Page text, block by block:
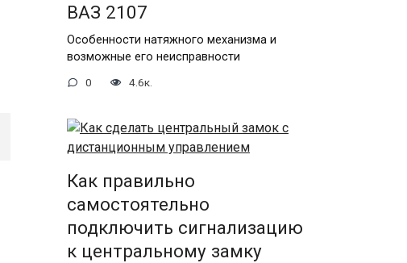
ВАЗ 2107
Особенности натяжного механизма и
возможные его неисправности
0 4.6к.
Как правильно
самостоятельно
подключить сигнализацию
к центральному замку